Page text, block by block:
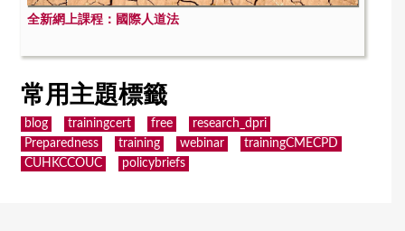
全新網上課程：國際人道法
常用主題標籤
blog trainingcert free
research_dpri
Preparedness
training webinar
trainingCMECPD
CUHKCCOUC
policybriefs